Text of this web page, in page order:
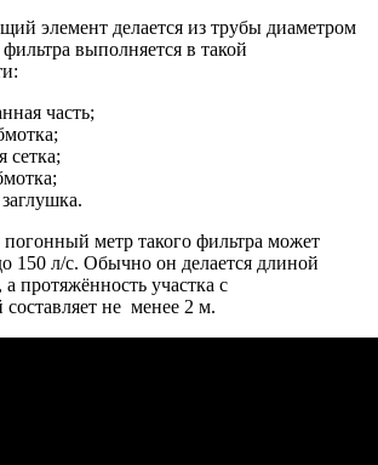
элемент делается из трубы диаметром
выполняется в такой
часть;
сетка;
метр такого фильтра может
150 л/с. Обычно он делается длиной
протяжённость участка с
не менее 2 м.